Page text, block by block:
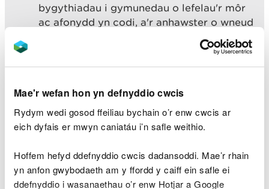
Mae'r wefan hon yn defnyddio cwcis
Rydym wedi gosod ffeiliau bychain o’r enw cwcis ar
eich dyfais er mwyn caniatáu i’n safle weithio.
Hoffem hefyd ddefnyddio cwcis dadansoddi. Mae’r rhain
yn anfon gwybodaeth am y ffordd y caiff ein safle ei
ddefnyddio i wasanaethau o’r enw Hotjar a Google
bygythiadau i gymunedau o lefelau'r môr
ac afonydd yn codi, a'r anhawster o wneud
bywoliaeth o'r tir - ac eisiau helpu.
drosglwyddo CNC. Rwyf wedi cyrraedd, yn
byddwn yn symud ymlaen. Mae cyfnod o
iechyd gwael wedi atgyfnerthu fy nghred
Nid yw penderfynu pryd i ymddeol byth yn
hawdd, ond gallaf wneud hynny gan